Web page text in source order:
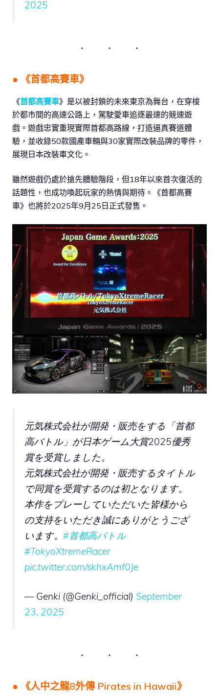
2025
● 《首都高賽車》
《首都高賽車》是以被封鎖的未來東京為舞台，在穿梭
於都市間的高速公路上，駕駛愛車追逐最速的競速遊
戲。遊戲忠實重現實際首都高路線，打造逼真賽道體
驗，並收錄50款國產車輛與30家實際改裝品牌的零件，
展現日本改裝車文化。
雖然遊戲仍處於搶先體驗階段，但18年以來首次復活的
話題性，也成功喚起玩家的熱情與期待。《首都高賽
車》也將於2025年9月25日正式發售。
元気株式会社が開発・販売をする「首都
高バトル」が日本ゲーム大賞2025優秀
賞を受賞しました。
元気株式会社が開発・販売するタイトル
で同賞を受賞するのは初となります。
本作をプレーしていただいた皆様から
の支持をいただき誠にありがとうござ
います。 #首都高バトル
#TokyoXtremeRacer
pic.twitter.com/skhxAmf0Je
— Genki (@Genki_official) September
23, 2025
● 《人中之龍8外傳 Pirates in Hawaii》